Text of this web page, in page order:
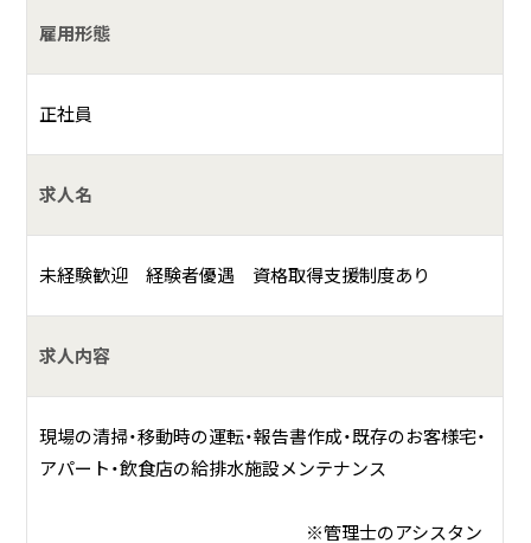
何をしている会社？
きれいな水、安全な水、海の豊かさを守りたい環境問題に真
っ直ぐな会社です。
はたくさんの微生物（目に見えないほど小さな生き物）が存
在し、この微生物が排水中の汚れを分解して、排水をきれい
雇用形態
正社員
求人名
未経験歓迎 経験者優遇 資格取得支援制度あり
求人内容
現場の清掃・移動時の運転・報告書作成・既存のお客様宅・
アパート・飲食店の給排水施設メンテナンス
※管理士のアシスタン